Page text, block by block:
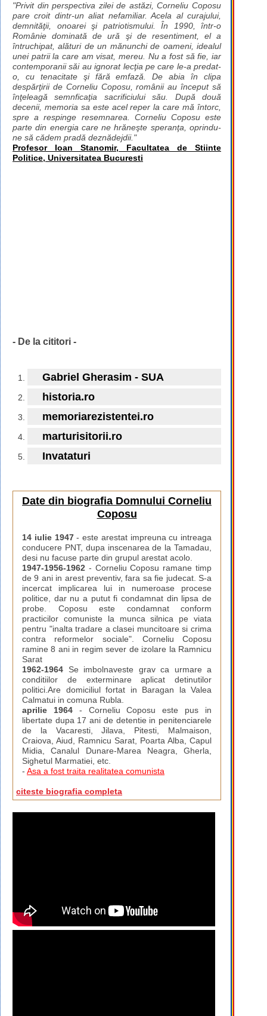
"Privit din perspectiva zilei de astăzi, Corneliu Coposu
pare croit dintr-un aliat nefamiliar. Acela al curajului,
demnităţii, onoarei şi patriotismului. În 1990, într-o
Românie dominată de ură şi de resentiment, el a
întruchipat, alături de un mănunchi de oameni, idealul
unei patrii la care am visat, mereu. Nu a fost să fie, iar
contemporanii săi au ignorat lecţia pe care le-a predat-
o, cu tenacitate şi fără emfază. De abia în clipa
despărţirii de Corneliu Coposu, românii au început să
înţeleagă semnficaţia sacrificiului său. După două
decenii, memoria sa este acel reper la care mă întorc,
spre a respinge resemnarea. Corneliu Coposu este
parte din energia care ne hrăneşte speranţa, oprindu-
ne să cădem pradă deznădejdii."
Profesor Ioan Stanomir, Facultatea de Stiinte
Politice, Universitatea Bucuresti
- De la cititori -
Gabriel Gherasim - SUA
historia.ro
memoriarezistentei.ro
marturisitorii.ro
Invataturi
Date din biografia Domnului Corneliu
Coposu
14 iulie 1947- este arestat impreuna cu intreaga
conducere PNT, dupa inscenarea de la Tamadau,
desi nu facuse parte din grupul arestat acolo.
1947-1956-1962 - Corneliu Coposu ramane timp
de 9 ani in arest preventiv, fara sa fie judecat. S-a
incercat implicarea lui in numeroase procese
politice, dar nu a putut fi condamnat din lipsa de
probe. Coposu este condamnat conform
practicilor comuniste la munca silnica pe viata
pentru "inalta tradare a clasei muncitoare si crima
contra reformelor sociale". Corneliu Coposu
ramine 8 ani in regim sever de izolare la Ramnicu
Sarat
1962-1964 Se imbolnaveste grav ca urmare a
conditiilor de exterminare aplicat detinutilor
politici.Are domiciliul fortat in Baragan la Valea
Calmatui in comuna Rubla.
aprilie 1964- Corneliu Coposu este pus in
libertate dupa 17 ani de detentie in penitenciarele
de la Vacaresti, Jilava, Pitesti, Malmaison,
Craiova, Aiud, Ramnicu Sarat, Poarta Alba, Capul
Midia, Canalul Dunare-Marea Neagra, Gherla,
Sighetul Marmatiei, etc.
- Asa a fost traita realitatea comunista
citeste biografia completa